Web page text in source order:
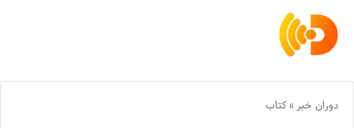
دوران خبر »کتاب